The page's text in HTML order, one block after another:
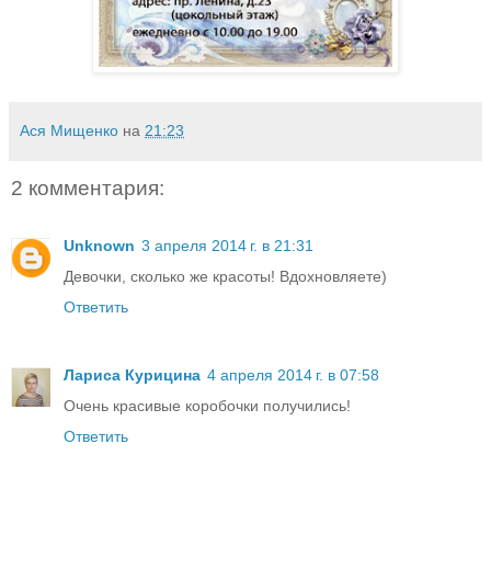
Ася Мищенко на 21:23
2 комментария:
Unknown 3 апреля 2014 г. в 21:31
Девочки, сколько же красоты! Вдохновляете)
Ответить
Лариса Курицина 4 апреля 2014 г. в 07:58
Очень красивые коробочки получились!
Ответить